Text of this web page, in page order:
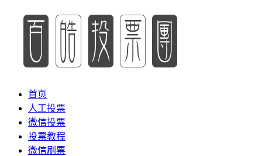
首页
人工投票
微信投票
投票教程
微信刷票